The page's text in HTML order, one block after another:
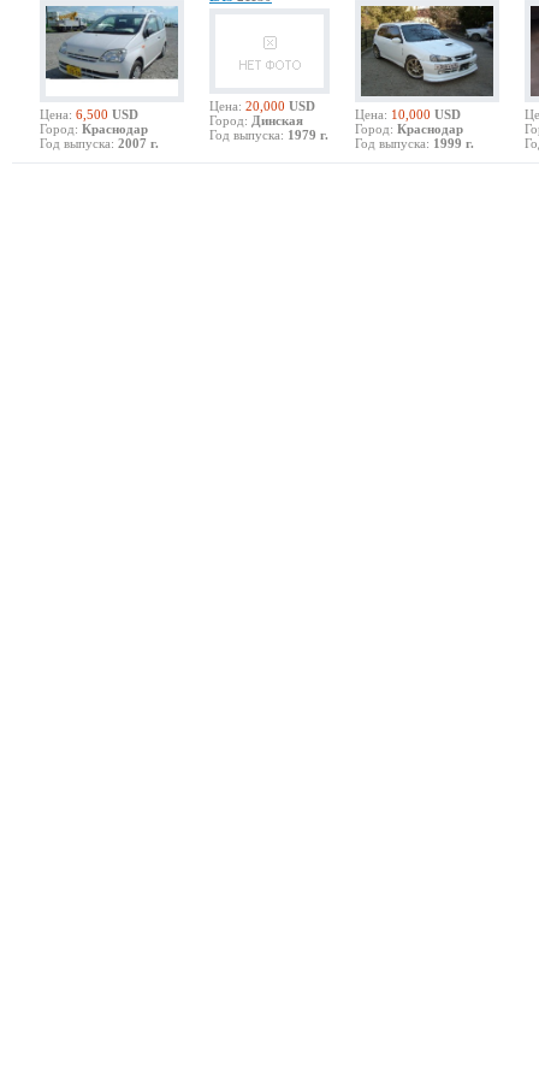
Цена: 6,500 USD
Город: Краснодар
Год выпуска: 2007 г.
Цена: 20,000 USD
Город: Динская
Год выпуска: 1979 г.
Цена: 10,000 USD
Город: Краснодар
Год выпуска: 1999 г.